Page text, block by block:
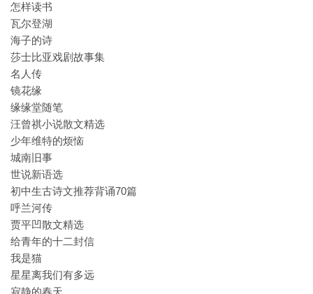
怎样读书
瓦尔登湖
海子的诗
莎士比亚戏剧故事集
名人传
镜花缘
缘缘堂随笔
汪曾祺小说散文精选
少年维特的烦恼
城南旧事
世说新语选
初中生古诗文推荐背诵70篇
呼兰河传
贾平凹散文精选
给青年的十二封信
我是猫
星星离我们有多远
寂静的春天